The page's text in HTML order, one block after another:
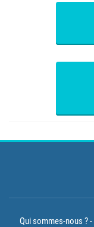
Qui sommes-nous ?